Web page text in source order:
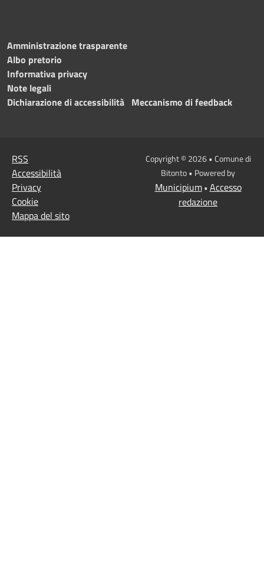
Amministrazione trasparente
Albo pretorio
Informativa privacy
Note legali
Dichiarazione di accessibilità Meccanismo di feedback
RSS
Accessibilità
Privacy
Cookie
Mappa del sito
Copyright © 2026 • Comune di
Bitonto • Powered by
Municipium• Accesso
redazione